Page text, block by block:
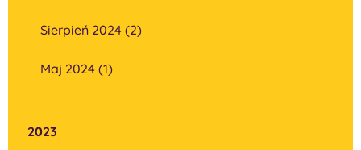
Sierpień 2024 (2)
Maj 2024 (1)
2023